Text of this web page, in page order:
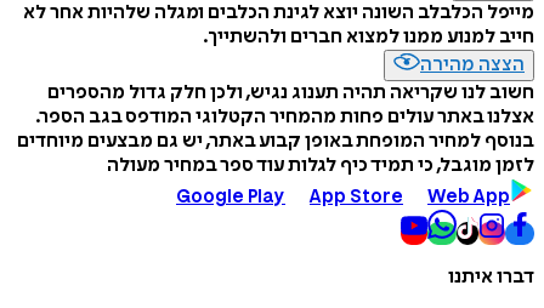
מייפל הכלבלב השונה יוצא לגינת הכלבים ומגלה שלהיות אחר לא
חייב למנוע ממנו למצוא חברים ולהשתייך.
הצצה מהירה
חשוב לנו שקריאה תהיה תענוג נגיש, ולכן חלק גדול מהספרים
אצלנו באתר עולים פחות מהמחיר הקטלוגי המודפס בגב הספר.
בנוסף למחיר המופחת באופן קבוע באתר, יש גם מבצעים מיוחדים
לזמן מוגבל, כי תמיד כיף לגלות עוד ספר במחיר מעולה
Google Play
App Store Web App
דברו איתנו